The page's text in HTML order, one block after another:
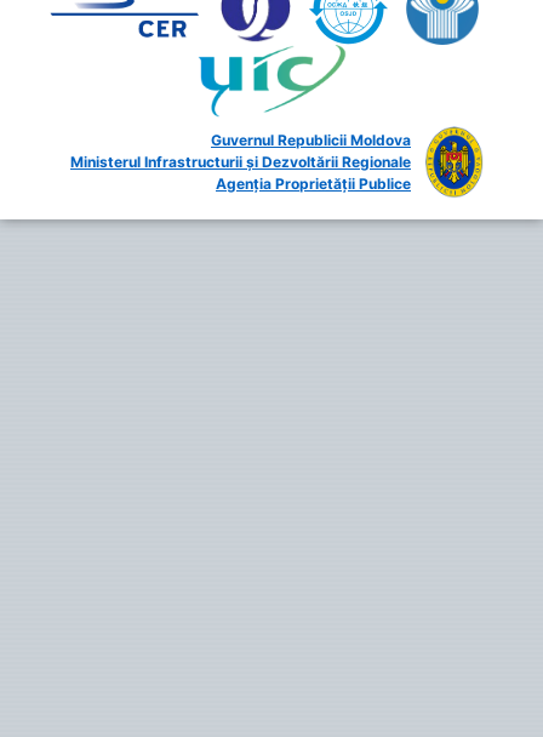
Guvernul Republicii Moldova
Ministerul Infrastructurii și Dezvoltării Regionale
Agenția Proprietății Publice